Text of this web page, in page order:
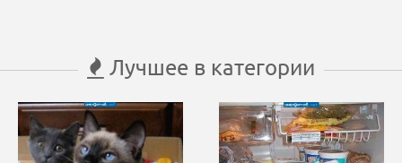
Лучшее в категории